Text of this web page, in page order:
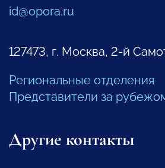
id@opora.ru
127473, г. Москва, 2-й
Региональные отделения
Представители за
Другие контакты